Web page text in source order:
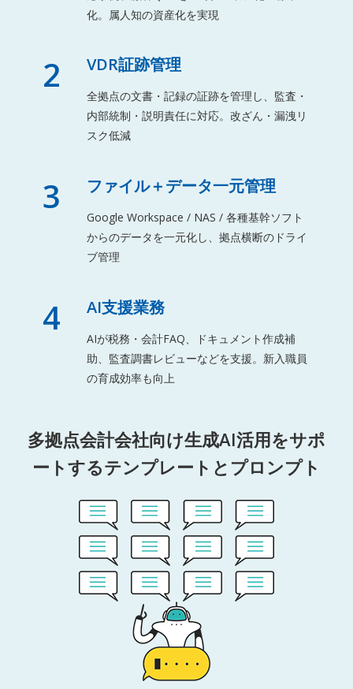
化。属人知の資産化を実現
2 VDR証跡管理
全拠点の文書・記録の証跡を管理し、監査・
内部統制・説明責任に対応。改ざん・漏洩リ
スク低減
3 ファイル＋データ一元管理
Google Workspace / NAS / 各種基幹ソフト
からのデータを一元化し、拠点横断のドライ
ブ管理
4 AI支援業務
AIが税務・会計FAQ、ドキュメント作成補
助、監査調書レビューなどを支援。新入職員
の育成効率も向上
多拠点会計会社向け生成AI活用をサポ
ートするテンプレートとプロンプト